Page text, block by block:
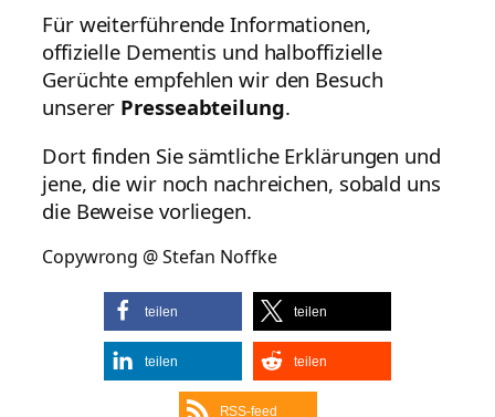
Für weiterführende Informationen,
offizielle Dementis und halboffizielle
Gerüchte empfehlen wir den Besuch
unserer Presseabteilung.
Dort finden Sie sämtliche Erklärungen und
jene, die wir noch nachreichen, sobald uns
die Beweise vorliegen.
Copywrong @ Stefan Noffke
teilen teilen
teilen teilen
RSS-feed